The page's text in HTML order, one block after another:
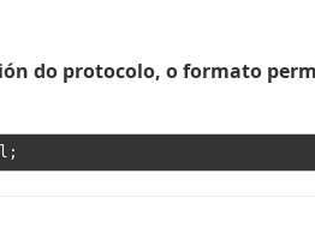
do protocolo, o formato